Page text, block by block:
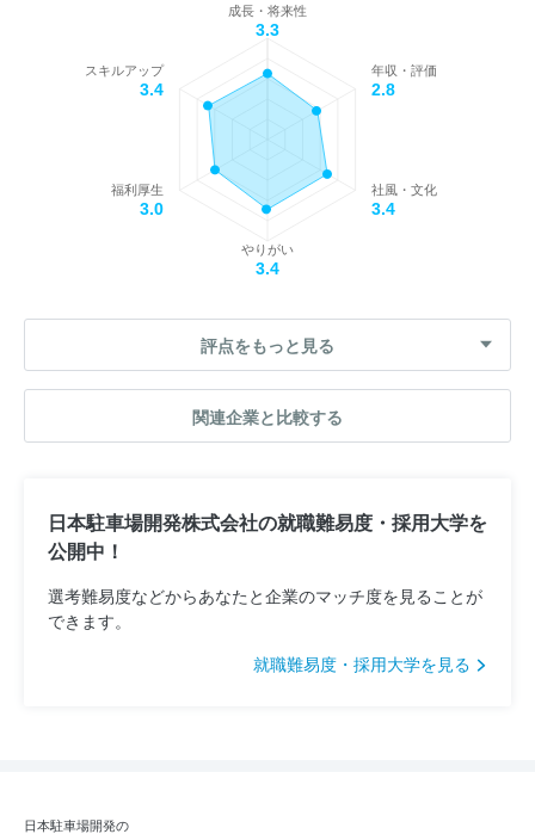
成長・将来性
3.3
年収・評価
2.8
社風・文化
3.4
やりがい
3.4
福利厚生
3.0
スキルアップ
3.4
評点をもっと見る
関連企業と比較する
日本駐車場開発株式会社の就職難易度・採用大学を
公開中！
選考難易度などからあなたと企業のマッチ度を見ることが
できます。
就職難易度・採用大学を見る
日本駐車場開発の